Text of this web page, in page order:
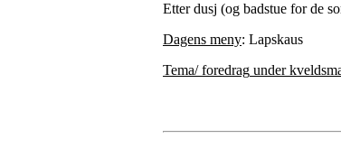
Etter dusj (og badstue for de
Dagens meny: Lapskaus
Tema/ foredrag under